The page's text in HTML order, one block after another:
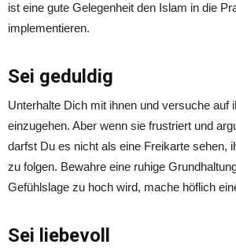
ist eine gute Gelegenheit den Islam in die
implementieren.
Sei geduldig
Unterhalte Dich mit ihnen und versuche auf
einzugehen. Aber wenn sie frustriert und
darfst Du es nicht als eine Freikarte sehen,
zu folgen. Bewahre eine ruhige
Gefühlslage zu hoch wird, mache höflich
Sei liebevoll